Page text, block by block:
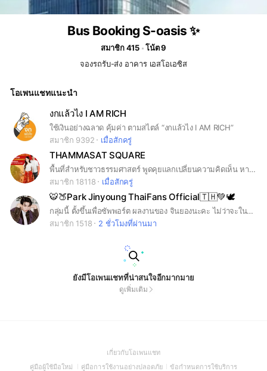
Bus Booking S-oasis ✨
สมาชิก 415
โน้ต 9
จองรถรับ-ส่ง อาคาร เอสโอเอซิส
โอเพนแชทแนะนำ
งกแล้วไง I AM RICH
ใช้เงินอย่างฉลาด คุ้มค่า ตามสไตล์ “งกแล้วไง I AM RICH”
สมาชิก 9392
เมื่อสักครู่
THAMMASAT SQUARE
พื้นที่สำหรับชาวธรรมศาสตร์ พูดคุยแลกเปลี่ยนความคิดเห็น หางานพิเศษ คุยประเด็นต่างๆ แจ้งข่าวสารสำคัญ หาเพื่อน #ธรรมศาสตร์ #ประเทศรังสิต
สมาชิก 18118
เมื่อสักครู่
🐯🍑Park Jinyoung ThaiFans Official🇹🇭💚🕊
กลุ่มนี้ ตั้งขึ้นเพื่อซัพพอร์ต ผลงานของ จินยองนะคะ ไม่ว่าจะในฐานะศิลปิน หรือนักแสดง ก็จะซัพพอร์ตต่อไป 🤟เป็นกำลังใจให้จินยองกันค่ะ🤟 #jinyoung #จินยอง #parkjinyoung #got7 #jinyounggot7 #진영 #박진영 #JinyoungGOT7 #จินยอง #GOT7 #갓세븐 #IGOT7 @JINYOUNG @GOT7
สมาชิก 1518
2 ชั่วโมงที่ผ่านมา
ยังมีโอเพนแชทที่น่าสนใจอีกมากมาย
ดูเพิ่มเติม
เกี่ยวกับโอเพนแชท(Open
in
คู่มือผู้ใช้มือใหม่ (Open
คู่มือการใช้งานอย่างปลอดภัย(Open
ข้อกำหนดการใช้บริการ(Open